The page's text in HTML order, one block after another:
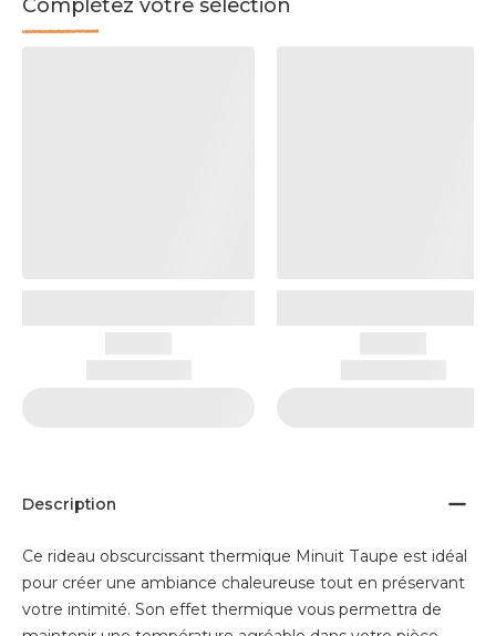
Complétez votre sélection
Description
Ce rideau obscurcissant thermique Minuit Taupe est idéal
pour créer une ambiance chaleureuse tout en préservant
votre intimité. Son effet thermique vous permettra de